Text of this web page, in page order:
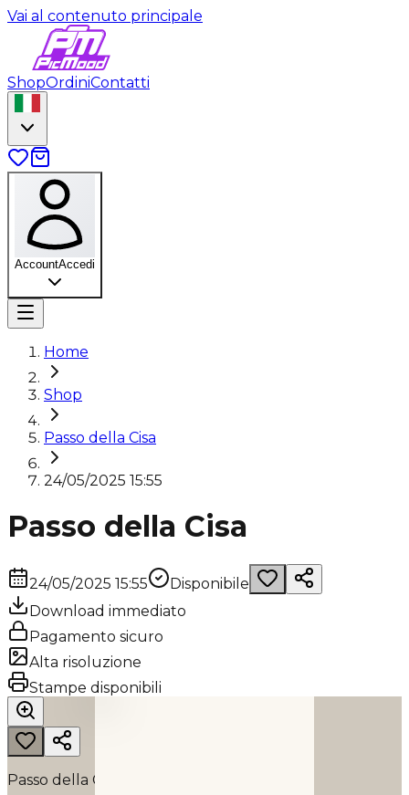
Vai al contenuto principale
ShopOrdiniContatti
AccountAccedi
Home
Shop
Passo della Cisa
24/05/2025 15:55
Passo della Cisa
24/05/2025 15:55
Disponibile
Download immediato
Pagamento sicuro
Alta risoluzione
Stampe disponibili
Passo della Cisa